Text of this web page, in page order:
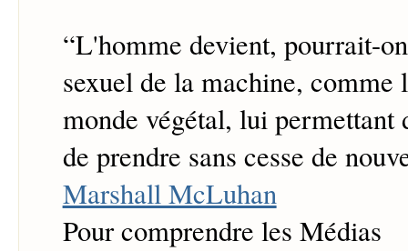
“L'homme devient, pourrait-
sexuel de la machine, comme
monde végétal, lui permettant
de prendre sans cesse de
Marshall McLuhan
Pour comprendre les Médias